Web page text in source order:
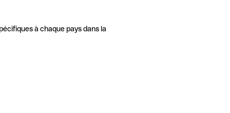
à chaque pays dans la